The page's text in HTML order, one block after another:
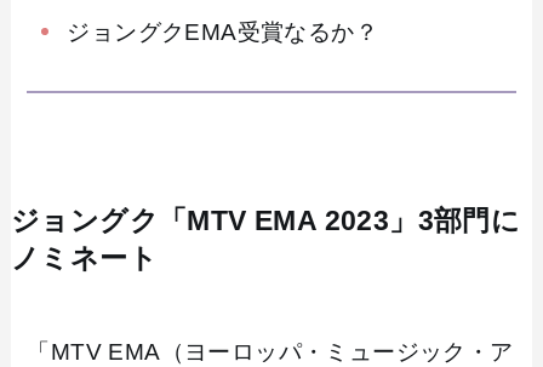
ジョングクEMA受賞なるか？
ジョングク「MTV EMA 2023」3部門に
ノミネート
「MTV EMA（ヨーロッパ・ミュージック・ア